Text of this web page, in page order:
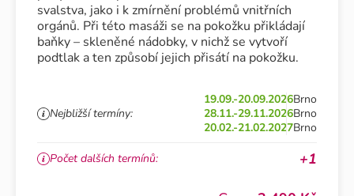
svalstva, jako i k zmírnění problémů vnitřních
orgánů. Při této masáži se na pokožku přikládají
baňky – skleněné nádobky, v nichž se vytvoří
podtlak a ten způsobí jejich přisátí na pokožku.
Nejbližší termíny:
19.09.-20.09.2026Brno
28.11.-29.11.2026Brno
20.02.-21.02.2027Brno
Počet dalších termínů: +1